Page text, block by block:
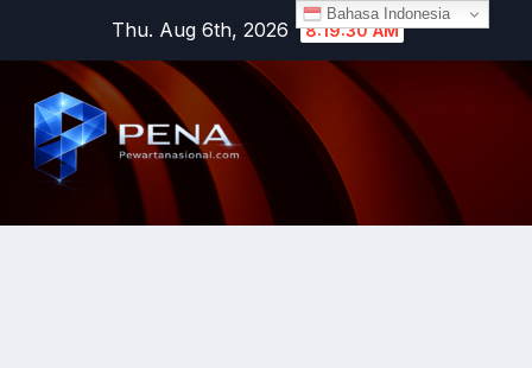
Thu. Aug 6th, 2026 8:19:30 AM
Bahasa Indonesia